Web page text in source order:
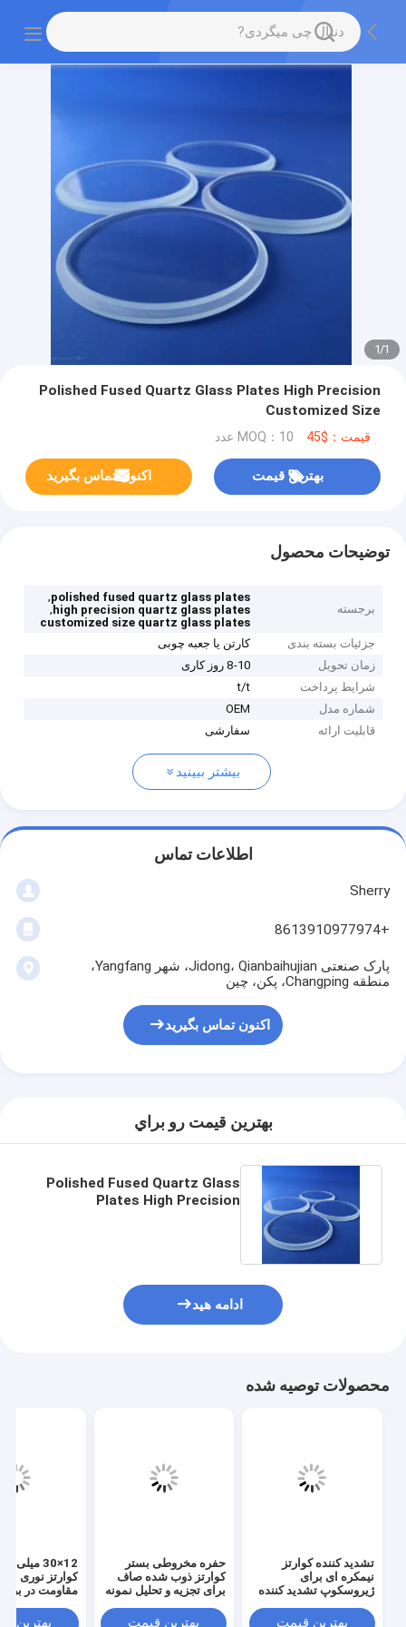
1
/
1
Polished Fused Quartz Glass Plates High Precision
Customized Size
قیمت：$45 MOQ：10 عدد
بهترین قیمت اکنون تماس بگیرید
توضیحات محصول
برجسته
polished fused quartz glass plates
,
high precision quartz glass plates
,
customized size quartz glass plates
جزئیات بسته بندی
کارتن یا جعبه چوبی
زمان تحویل
8-10 روز کاری
شرایط پرداخت
t/t
شماره مدل
OEM
قابلیت ارائه
سفارشی
بیشتر ببینید
اطلاعات تماس
Sherry
+8613910977974
پارک صنعتی Jidong، Qianbaihujian، شهر Yangfang،
منطقه Changping، پکن، چین
اکنون تماس بگیرید
بهترين قيمت رو براي
Polished Fused Quartz Glass
Plates High Precision
ادامه هید
محصولات توصیه شده
تشدید کننده کوارتز
نیمکره ای برای
ژیروسکوپ تشدید کننده
بهترین قیمت
حفره مخروطی بستر
کوارتز ذوب شده صاف
برای تجزیه و تحلیل نمونه
بهترین قیمت
12×30
کوارتز نوری با
مقاومت در
بهترین